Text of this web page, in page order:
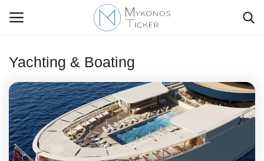
Contact Us
Politique
Business
Yachting & Boating